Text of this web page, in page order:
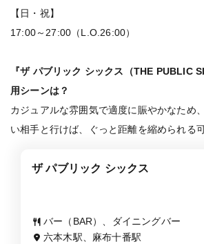
【日・祝】
17:00～27:00（L.O.26:00）
『ザ パブリック シックス（THE PUBLIC
用シーンは？
カジュアルな雰囲気で適度に賑やかなため
い相手と行けば、ぐっと距離を縮められる
ザ パブリック シックス
バー（BAR）、ダイニングバー
六本木駅、麻布十番駅